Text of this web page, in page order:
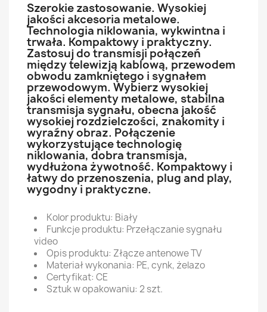
Szerokie zastosowanie. Wysokiej
jakości akcesoria metalowe.
Technologia niklowania, wykwintna i
trwała. Kompaktowy i praktyczny.
Zastosuj do transmisji połączeń
między telewizją kablową, przewodem
obwodu zamkniętego i sygnałem
przewodowym. Wybierz wysokiej
jakości elementy metalowe, stabilna
transmisja sygnału, obecna jakość
wysokiej rozdzielczości, znakomity i
wyraźny obraz. Połączenie
wykorzystujące technologię
niklowania, dobra transmisja,
wydłużona żywotność. Kompaktowy i
łatwy do przenoszenia, plug and play,
wygodny i praktyczne.
Kolor produktu: Biały
Funkcje produktu: Przełączanie sygnału
video
Opis produktu: Złącze antenowe TV
Materiał wykonania: PE, cynk, żelazo
Certyfikat: CE
Sztuk w opakowaniu: 2 szt.